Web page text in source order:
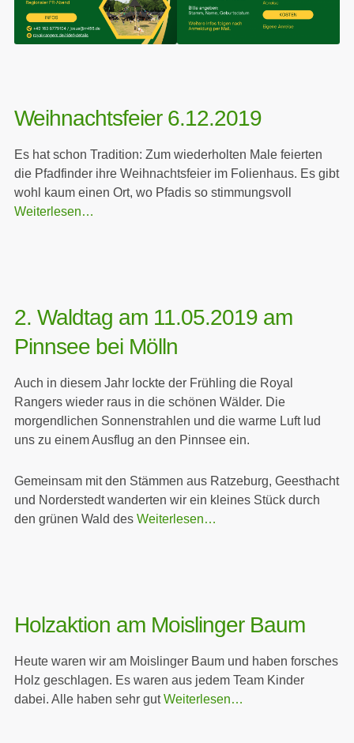
Weihnachtsfeier 6.12.2019
Es hat schon Tradition: Zum wiederholten Male feierten
die Pfadfinder ihre Weihnachtsfeier im Folienhaus. Es gibt
wohl kaum einen Ort, wo Pfadis so stimmungsvoll
Weiterlesen…
2. Waldtag am 11.05.2019 am
Pinnsee bei Mölln
Auch in diesem Jahr lockte der Frühling die Royal
Rangers wieder raus in die schönen Wälder. Die
morgendlichen Sonnenstrahlen und die warme Luft lud
uns zu einem Ausflug an den Pinnsee ein.
Gemeinsam mit den Stämmen aus Ratzeburg, Geesthacht
und Norderstedt wanderten wir ein kleines Stück durch
den grünen Wald des Weiterlesen…
Holzaktion am Moislinger Baum
Heute waren wir am Moislinger Baum und haben forsches
Holz geschlagen. Es waren aus jedem Team Kinder
dabei. Alle haben sehr gutWeiterlesen…